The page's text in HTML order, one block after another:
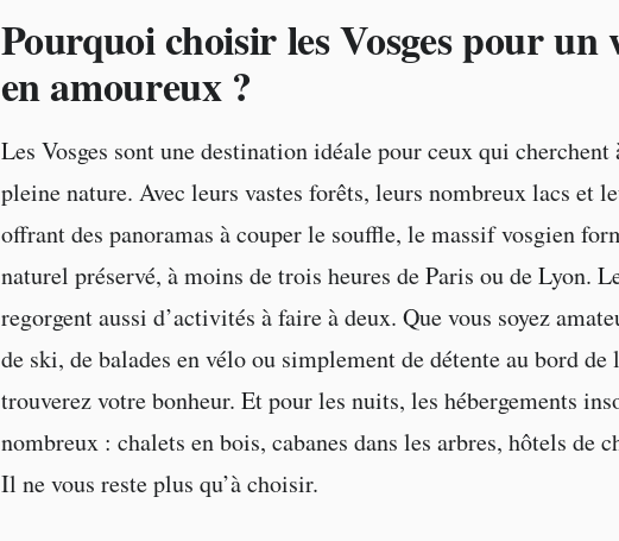
Pourquoi choisir les Vosges pour un
en amoureux ?
Les Vosges sont une destination idéale pour ceux qui cherchent
pleine nature. Avec leurs vastes forêts, leurs nombreux lacs et
offrant des panoramas à couper le souffle, le massif vosgien
naturel préservé, à moins de trois heures de Paris ou de Lyon.
regorgent aussi d’activités à faire à deux. Que vous soyez
de ski, de balades en vélo ou simplement de détente au bord de
trouverez votre bonheur. Et pour les nuits, les hébergements
nombreux : chalets en bois, cabanes dans les arbres, hôtels de
Il ne vous reste plus qu’à choisir.